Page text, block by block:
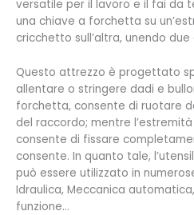
versatile per il lavoro e il fai da
una chiave a forchetta su
cricchetto sull’altra, unendo
Questo attrezzo è progettato
allentare o stringere dadi e
forchetta, consente di ruotare
del raccordo; mentre
consente di fissare
consente. In quanto tale,
può essere utilizzato in
Idraulica, Meccanica
funzione…